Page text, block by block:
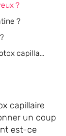
?
?
Combien coûte un traitement de botox capillaire ?
capillaire
un coup
est-ce